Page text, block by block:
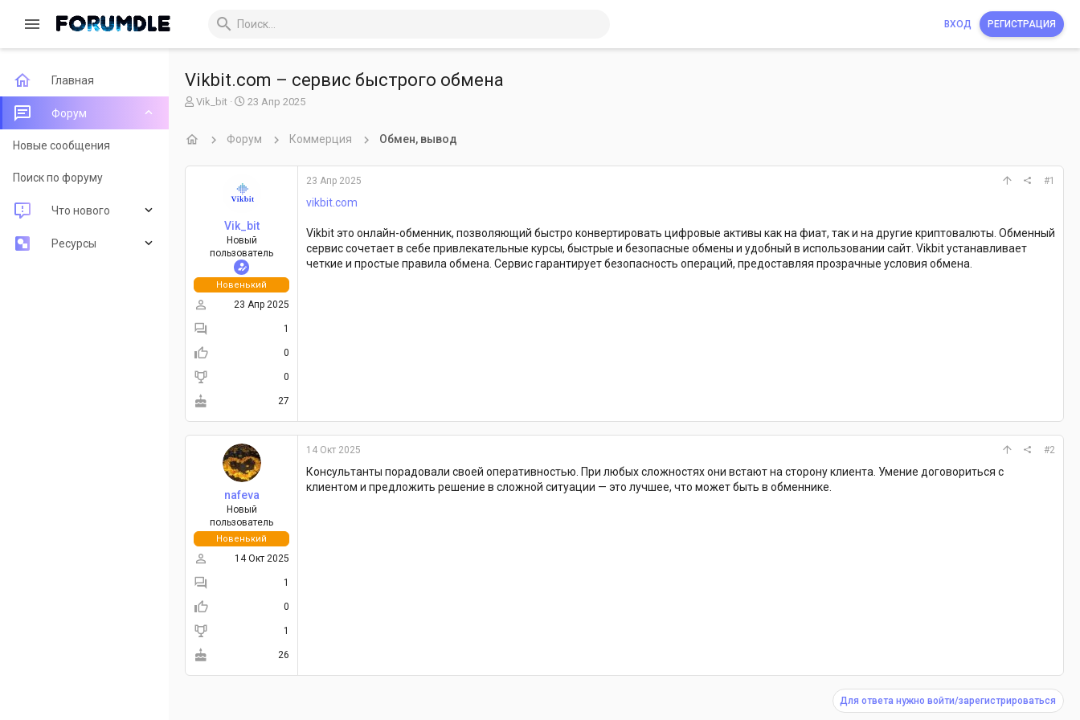
ВХОД РЕГИСТРАЦИЯ
Главная
Форум
Новые сообщения
Поиск по форуму
Что нового
Новые сообщения
Ресурсы
Vikbit.com – сервис быстрого обмена
А
о
Vik_bit
Д
а
ч
а
а
23 Апр 2025
Форум Коммерция Обмен, вывод
Vik_bit
Новый
пользователь
Новенький
23 Апр 2025
1
0
0
27
23 Апр 2025 #1
vikbit.com
Vikbit это онлайн-обменник, позволяющий быстро конвертировать цифровые активы как на фиат, так и на другие криптовалюты. Обменный
сервис сочетает в себе привлекательные курсы, быстрые и безопасные обмены и удобный в использовании сайт. Vikbit устанавливает
четкие и простые правила обмена. Сервис гарантирует безопасность операций, предоставляя прозрачные условия обмена.
nafeva
Новый
пользователь
Новенький
14 Окт 2025
1
0
1
26
14 Окт 2025 #2
Консультанты порадовали своей оперативностью. При любых сложностях они встают на сторону клиента. Умение договориться с
клиентом и предложить решение в сложной ситуации — это лучшее, что может быть в обменнике.
Для ответа нужно войти/зарегистрироваться